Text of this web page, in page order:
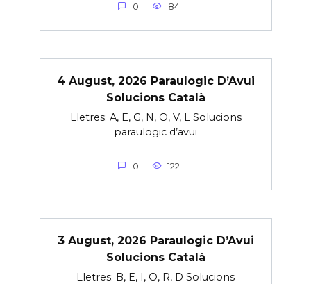
0 84
4 August, 2026 Paraulogic D’Avui
Solucions Català
Lletres: A, E, G, N, O, V, L Solucions
paraulogic d’avui
0 122
3 August, 2026 Paraulogic D’Avui
Solucions Català
Lletres: B, E, I, O, R, D Solucions